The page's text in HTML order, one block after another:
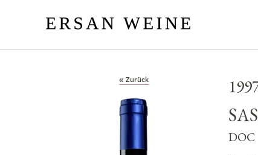
« Zurück
DOC